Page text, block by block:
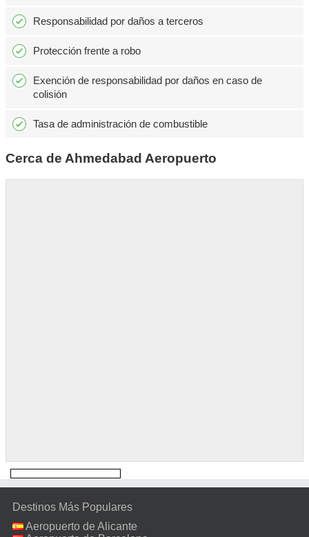
Responsabilidad por daños a terceros
Protección frente a robo
Exención de responsabilidad por daños en caso de
colisión
Tasa de administración de combustible
Cerca de Ahmedabad Aeropuerto
Destinos Más Populares
Aeropuerto de Alicante